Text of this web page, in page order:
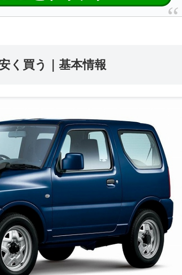
く買う｜基本情報